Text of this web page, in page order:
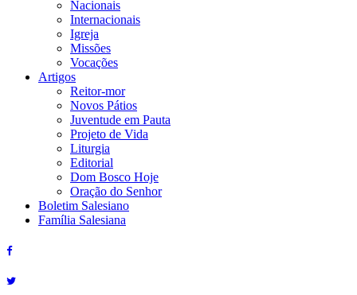
Nacionais
Internacionais
Igreja
Missões
Vocações
Artigos
Reitor-mor
Novos Pátios
Juventude em Pauta
Projeto de Vida
Liturgia
Editorial
Dom Bosco Hoje
Oração do Senhor
Boletim Salesiano
Família Salesiana